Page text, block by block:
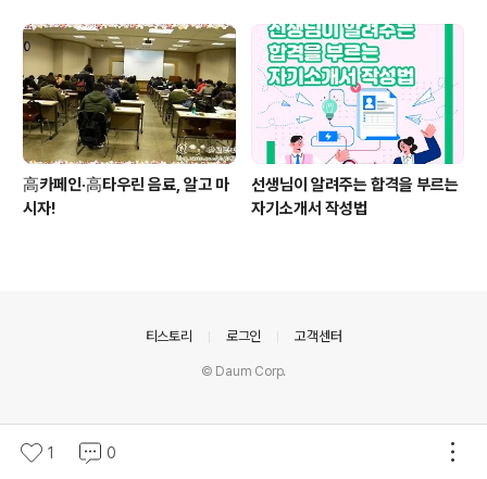
高카페인·高타우린 음료, 알고 마
시자!
선생님이 알려주는 합격을 부르는
자기소개서 작성법
1 0
티스토리 로그인 고객센터
© Daum Corp.